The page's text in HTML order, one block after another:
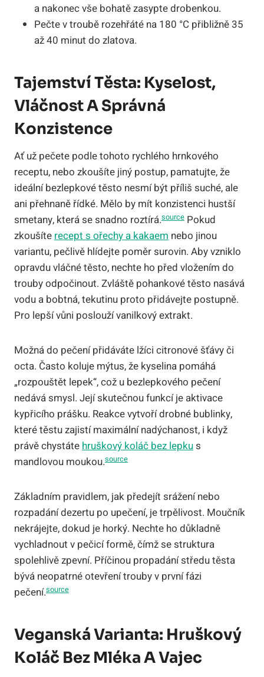
a nakonec vše bohatě zasypte drobenkou.
Pečte v troubě rozehřáté na 180 °C přibližně 35
až 40 minut do zlatova.
Tajemství Těsta: Kyselost,
Vláčnost A Správná
Konzistence
Ať už pečete podle tohoto rychlého hrnkového
receptu, nebo zkoušíte jiný postup, pamatujte, že
ideální bezlepkové těsto nesmí být příliš suché, ale
ani přehnaně řídké. Mělo by mít konzistenci hustší
smetany, která se snadno roztírá.source Pokud
zkoušíterecept s ořechy a kakaem nebo jinou
variantu, pečlivě hlídejte poměr surovin. Aby vzniklo
opravdu vláčné těsto, nechte ho před vložením do
trouby odpočinout. Zvláště pohankové těsto nasává
vodu a bobtná, tekutinu proto přidávejte postupně.
Pro lepší vůni poslouží vanilkový extrakt.
Možná do pečení přidáváte lžíci citronové šťávy či
octa. Často koluje mýtus, že kyselina pomáhá
„rozpouštět lepek“, což u bezlepkového pečení
nedává smysl. Její skutečnou funkcí je aktivace
kypřicího prášku. Reakce vytvoří drobné bublinky,
které těstu zajistí maximální nadýchanost, i když
právě chystátehruškový koláč bez lepkus
mandlovou moukou.source
Základním pravidlem, jak předejít srážení nebo
rozpadání dezertu po upečení, je trpělivost. Moučník
nekrájejte, dokud je horký. Nechte ho důkladně
vychladnout v pečicí formě, čímž se struktura
spolehlivě zpevní. Příčinou propadání středu těsta
bývá neopatrné otevření trouby v první fázi
pečení.source
Veganská Varianta: Hruškový
Koláč Bez Mléka A Vajec